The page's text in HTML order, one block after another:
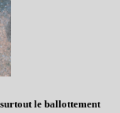
le ballottement